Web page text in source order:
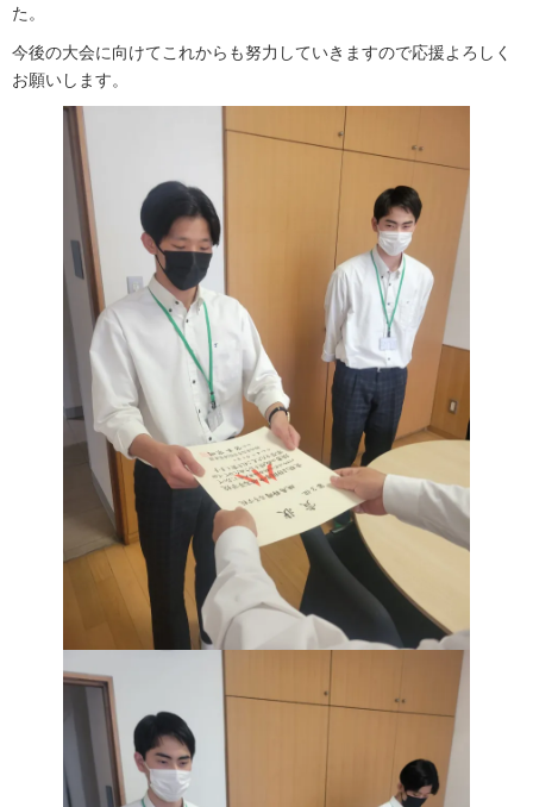
た。
今後の大会に向けてこれからも努力していきますので応援よろしく
お願いします。